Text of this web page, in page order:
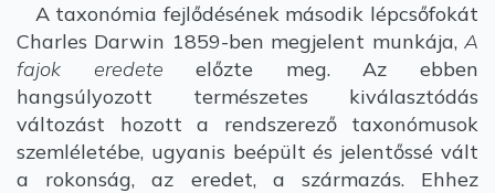
A taxonómia fejlődésének második lépcsőfokát
Charles Darwin 1859-ben megjelent munkája, A
fajok eredete előzte meg. Az ebben
hangsúlyozott természetes kiválasztódás
változást hozott a rendszerező taxonómusok
szemléletébe, ugyanis beépült és jelentőssé vált
a rokonság, az eredet, a származás. Ehhez